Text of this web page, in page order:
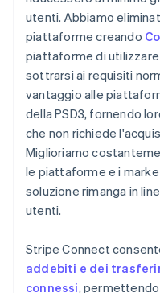
utenti. Abbiamo
piattaforme creando
piattaforme di
sottrarsi ai requisiti
vantaggio alle
della PSD3, fornendo
che non richiede
Miglioriamo
le piattaforme e i
soluzione rimanga in
utenti.
Stripe Connect
addebiti e dei
connessi,